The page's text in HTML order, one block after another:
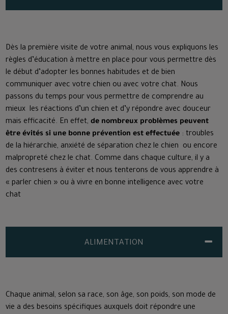
Dès la première visite de votre animal, nous vous expliquons les
règles d’éducation à mettre en place pour vous permettre dès
le début d’adopter les bonnes habitudes et de bien
communiquer avec votre chien ou avec votre chat. Nous
passons du temps pour vous permettre de comprendre au
mieux les réactions d’un chien et d’y répondre avec douceur
mais efficacité. En effet, de nombreux problèmes peuvent
être évités si une bonne prévention est effectuée : troubles
de la hiérarchie, anxiété de séparation chez le chien ou encore
malpropreté chez le chat. Comme dans chaque culture, il y a
des contresens à éviter et nous tenterons de vous apprendre à
« parler chien » ou à vivre en bonne intelligence avec votre
chat
ALIMENTATION
Chaque animal, selon sa race, son âge, son poids, son mode de
vie a des besoins spécifiques auxquels doit répondre une